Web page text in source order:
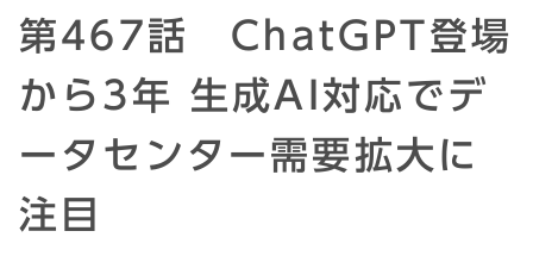
第467話 ChatGPT登場
から3年 生成AI対応でデ
ータセンター需要拡大に
注目